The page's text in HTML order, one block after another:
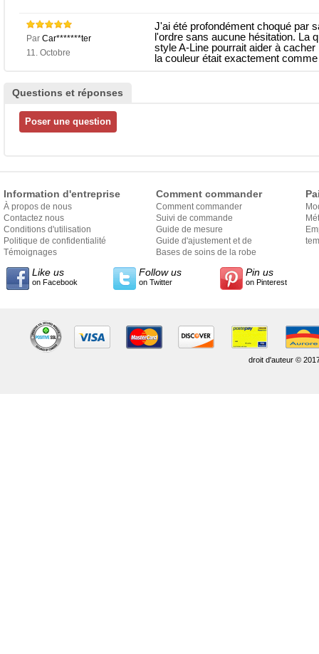
Par Car*******ter
11. Octobre
J'ai été profondément choqué par
l'ordre sans aucune hésitation. La
style A-Line pourrait aider à
la couleur était exactement
Questions et réponses
Information d'entreprise
À propos de nous
Contactez nous
Conditions d'utilisation
Politique de confidentialité
Témoignages
Comment commander
Comment commander
Suivi de commande
Guide de mesure
Guide d'ajustement et de
style
Bases de soins de la robe
Like us
on Facebook
Follow us
on Twitter
Pin us
on Pinterest
droit d'auteur ©